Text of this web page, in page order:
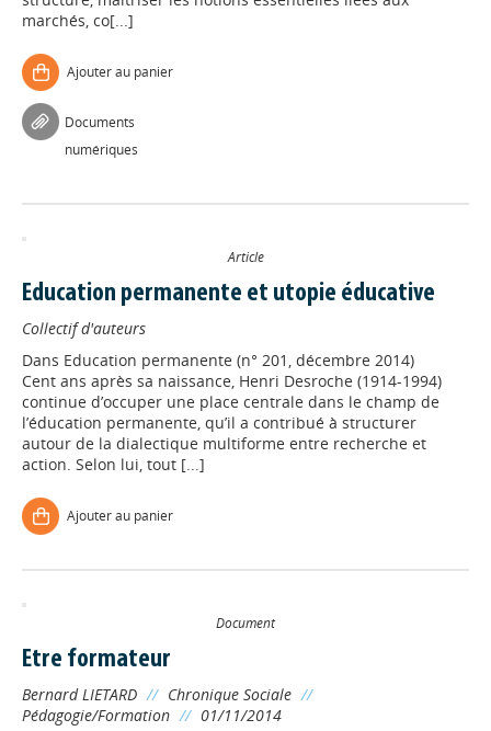
marchés, co[...]
Ajouter au panier
Documents
numériques
Article
Education permanente et utopie éducative
Collectif d'auteurs
Dans Education permanente (n° 201, décembre 2014)
Cent ans après sa naissance, Henri Desroche (1914-1994)
continue d’occuper une place centrale dans le champ de
l’éducation permanente, qu’il a contribué à structurer
autour de la dialectique multiforme entre recherche et
action. Selon lui, tout [...]
Ajouter au panier
Document
Etre formateur
Bernard LIETARD // Chronique Sociale //
Pédagogie/Formation // 01/11/2014